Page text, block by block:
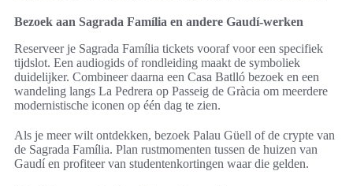
Bezoek aan Sagrada Família en andere Gaudí-werken
Reserveer je Sagrada Família tickets vooraf voor een specifiek
tijdslot. Een audiogids of rondleiding maakt de symboliek
duidelijker. Combineer daarna een Casa Batlló bezoek en een
wandeling langs La Pedrera op Passeig de Gràcia om meerdere
modernistische iconen op één dag te zien.
Als je meer wilt ontdekken, bezoek Palau Güell of de crypte van
de Sagrada Família. Plan rustmomenten tussen de huizen van
Gaudí en profiteer van studentenkortingen waar die gelden.